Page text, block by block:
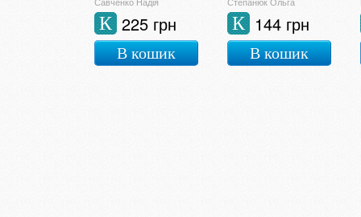
225 грн
К
В кошик
144 грн
К
В кошик